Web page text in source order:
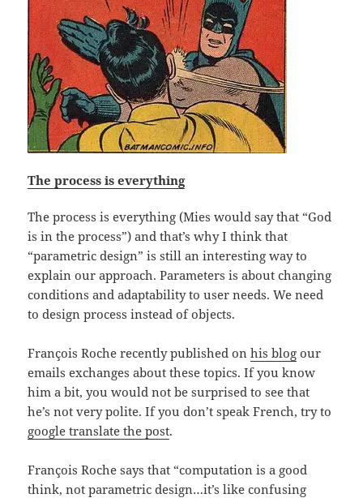
The process is everything
The process is everything (Mies would say that “God
is in the process”) and that’s why I think that
“parametric design” is still an interesting way to
explain our approach. Parameters is about changing
conditions and adaptability to user needs. We need
to design process instead of objects.
François Roche recently published onhis blog our
emails exchanges about these topics. If you know
him a bit, you would not be surprised to see that
he’s not very polite. If you don’t speak French, try to
google translate the post.
François Roche says that “computation is a good
think, not parametric design…it’s like confusing